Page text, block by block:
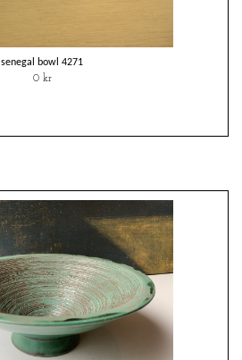
senegal bowl 4271
0 kr